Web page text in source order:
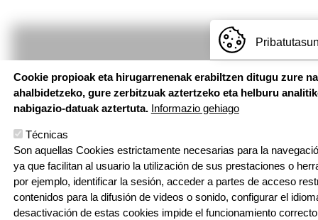
HH - LH: Abeslari Kalea, 8
20810 Orio, Gipuzkoa
T: 943 83 47 04 | E:
Cookie propioak eta hirugarrenenak erabiltzen ditugu zure
ahalbidetzeko, gure zerbitzuak aztertzeko eta helburu
nabigazio-datuak aztertuta. Informazio gehiago
Técnicas
Son aquellas Cookies estrictamente necesarias para la
ya que facilitan al usuario la utilización de sus prestaciones o
por ejemplo, identificar la sesión, acceder a partes de acceso
contenidos para la difusión de videos o sonido, configurar el
desactivación de estas cookies impide el funcionamiento